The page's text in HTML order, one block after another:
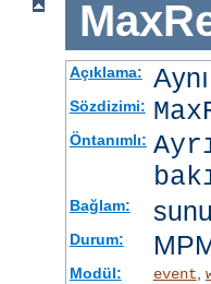
Açıklama:
Sözdizimi:
Öntanımlı:
Bağlam:
Durum:
Modül: event